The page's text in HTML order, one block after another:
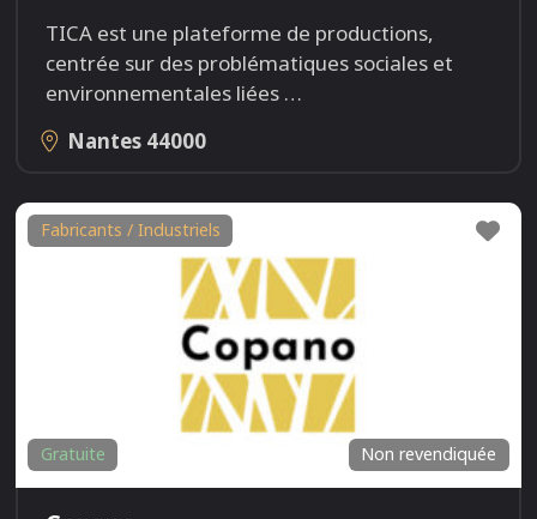
TICA est une plateforme de productions,
centrée sur des problématiques sociales et
environnementales liées …
Nantes 44000
Fabricants / Industriels
Non revendiquée
Gratuite